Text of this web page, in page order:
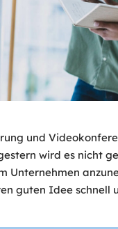
und
wird es nicht
Unternehmen
guten Idee schnell